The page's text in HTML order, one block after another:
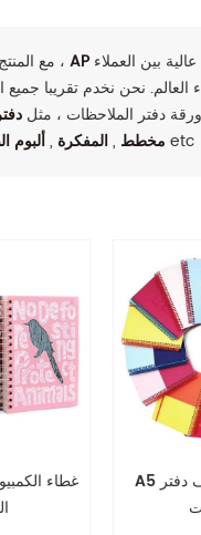
مع المنتج المتميز والخدمة ، AP
العالم. نحن نخدم تقريبا جميع
دفتر الملاحظات ، مثل
مخطط ,المفكرة ,ألبوم , ملف مجلد etc
A5 دوامة ملزمة غلاف دفتر